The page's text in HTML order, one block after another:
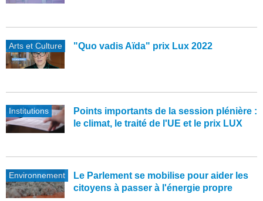
Arts et Culture "Quo vadis Aïda" prix Lux 2022
Institutions
Points importants de la session plénière :
le climat, le traité de l'UE et le prix LUX
Environnement
Le Parlement se mobilise pour aider les
citoyens à passer à l'énergie propre